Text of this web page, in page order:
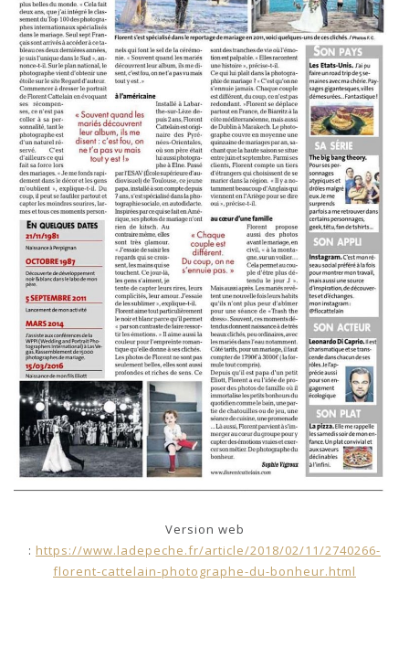
Version web
: https://www.ladepeche.fr/article/2018/02/11/2740266-
florent-cattelain-photographe-du-bonheur.html